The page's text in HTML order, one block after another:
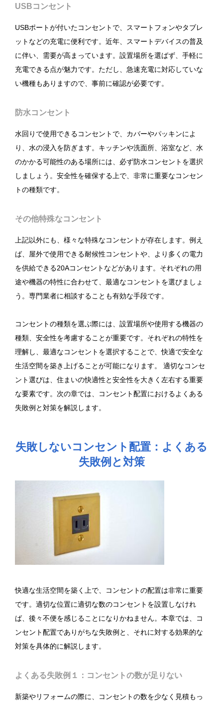
USBコンセント
USBポートが付いたコンセントで、スマートフォンやタブレ
ットなどの充電に便利です。近年、スマートデバイスの普及
に伴い、需要が高まっています。設置場所を選ばず、手軽に
充電できる点が魅力です。ただし、急速充電に対応していな
い機種もありますので、事前に確認が必要です。
防水コンセント
水回りで使用できるコンセントで、カバーやパッキンによ
り、水の浸入を防ぎます。キッチンや洗面所、浴室など、水
のかかる可能性のある場所には、必ず防水コンセントを選択
しましょう。安全性を確保する上で、非常に重要なコンセン
トの種類です。
その他特殊なコンセント
上記以外にも、様々な特殊なコンセントが存在します。例え
ば、屋外で使用できる耐候性コンセントや、より多くの電力
を供給できる20Aコンセントなどがあります。それぞれの用
途や機器の特性に合わせて、最適なコンセントを選びましょ
う。専門業者に相談することも有効な手段です。
コンセントの種類を選ぶ際には、設置場所や使用する機器の
種類、安全性を考慮することが重要です。それぞれの特性を
理解し、最適なコンセントを選択することで、快適で安全な
生活空間を築き上げることが可能になります。 適切なコンセ
ント選びは、住まいの快適性と安全性を大きく左右する重要
な要素です。次の章では、コンセント配置におけるよくある
失敗例と対策を解説します。
失敗しないコンセント配置：よくある
失敗例と対策
快適な生活空間を築く上で、コンセントの配置は非常に重要
です。適切な位置に適切な数のコンセントを設置しなけれ
ば、後々不便を感じることになりかねません。本章では、コ
ンセント配置でありがちな失敗例と、それに対する効果的な
対策を具体的に解説します。
よくある失敗例１：コンセントの数が足りない
新築やリフォームの際に、コンセントの数を少なく見積もっ